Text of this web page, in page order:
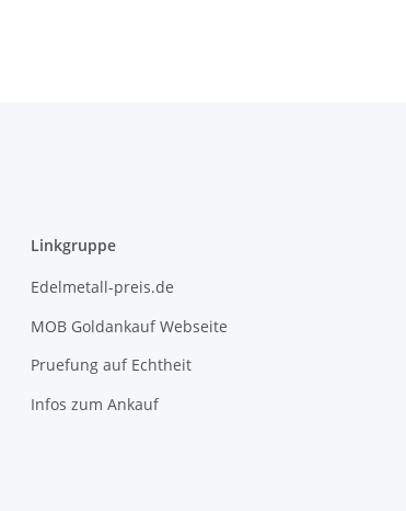
Linkgruppe
Edelmetall-preis.de
MOB Goldankauf Webseite
Pruefung auf Echtheit
Infos zum Ankauf